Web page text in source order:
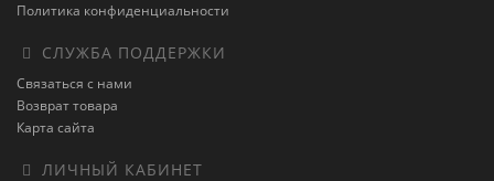
Политика конфиденциальности
СЛУЖБА ПОДДЕРЖКИ
Связаться с нами
Возврат товара
Карта сайта
ЛИЧНЫЙ КАБИНЕТ